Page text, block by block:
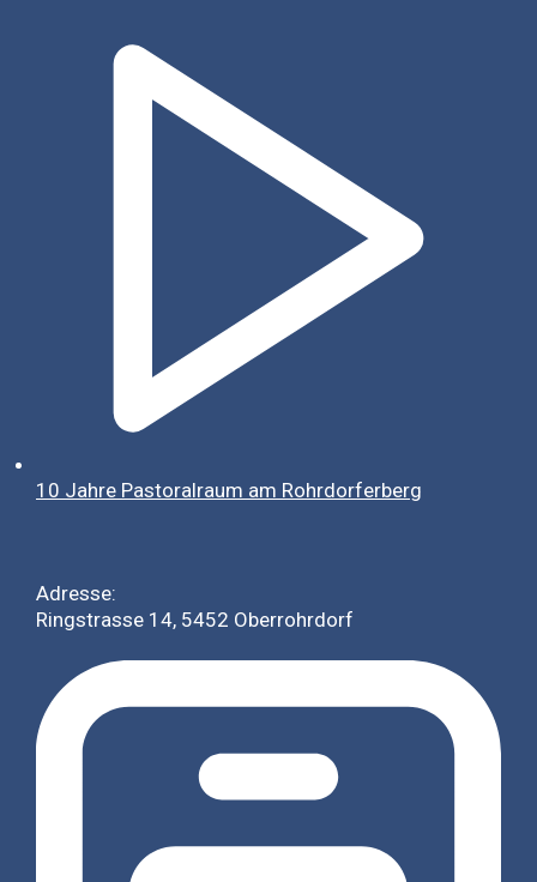
10 Jahre Pastoralraum am Rohrdorferberg
Adresse:
Ringstrasse 14, 5452 Oberrohrdorf